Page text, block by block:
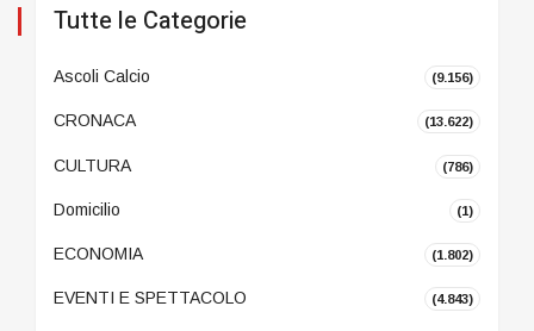
Tutte le Categorie
Ascoli Calcio (9.156)
CRONACA (13.622)
CULTURA (786)
Domicilio (1)
ECONOMIA (1.802)
EVENTI E SPETTACOLO (4.843)